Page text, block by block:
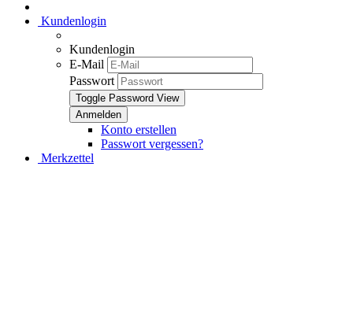
Kundenlogin
Kundenlogin
E-Mail
Passwort
Toggle Password View
Konto erstellen
Passwort vergessen?
Merkzettel